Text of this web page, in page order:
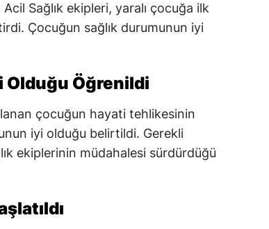
Sağlık ekipleri, yaralı çocuğa ilk
Çocuğun sağlık durumunun iyi
Öğrenildi
çocuğun hayati tehlikesinin
iyi olduğu belirtildi. Gerekli
ekiplerinin müdahalesi sürdürdüğü